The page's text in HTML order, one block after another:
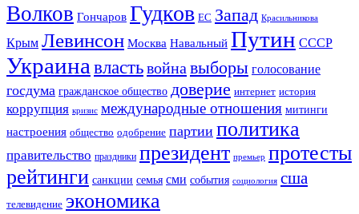
Волков Гончаров Гудков ЕС Запад Красильникова
Крым Левинсон Москва Навальный Путин СССР
Украинавластьвойнавыборы голосование
госдума гражданское общество доверие интернет история
коррупция кризис международные отношения митинги
настроения общество одобрение партии политика
правительство праздники президент премьер протесты
рейтинги санкции семья сми события социология сша
телевидение экономика